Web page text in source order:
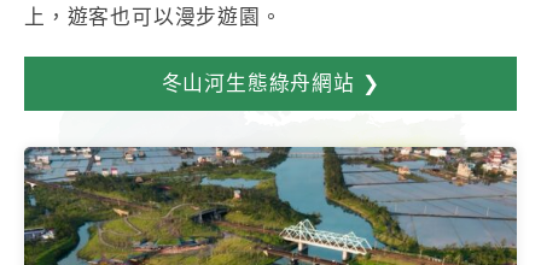
上，遊客也可以漫步遊園。
冬山河生態綠舟網站